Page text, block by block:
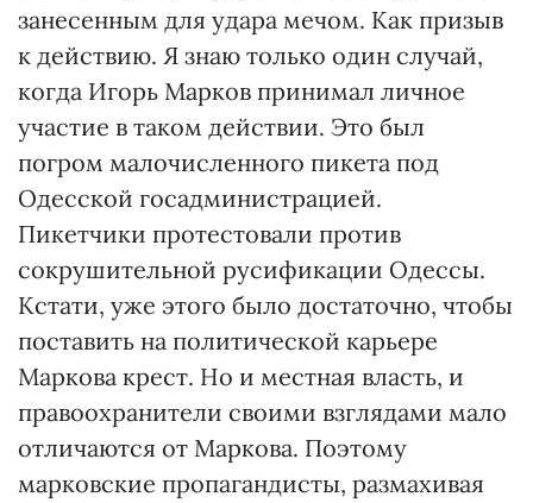
занесенным для удара мечом. Как призыв
к действию. Я знаю только один случай,
когда Игорь Марков принимал личное
участие в таком действии. Это был
погром малочисленного пикета под
Одесской госадминистрацией.
Пикетчики протестовали против
сокрушительной русификации Одессы.
Кстати, уже этого было достаточно, чтобы
поставить на политической карьере
Маркова крест. Но и местная власть, и
правоохранители своими взглядами мало
отличаются от Маркова. Поэтому
марковские пропагандисты, размахивая